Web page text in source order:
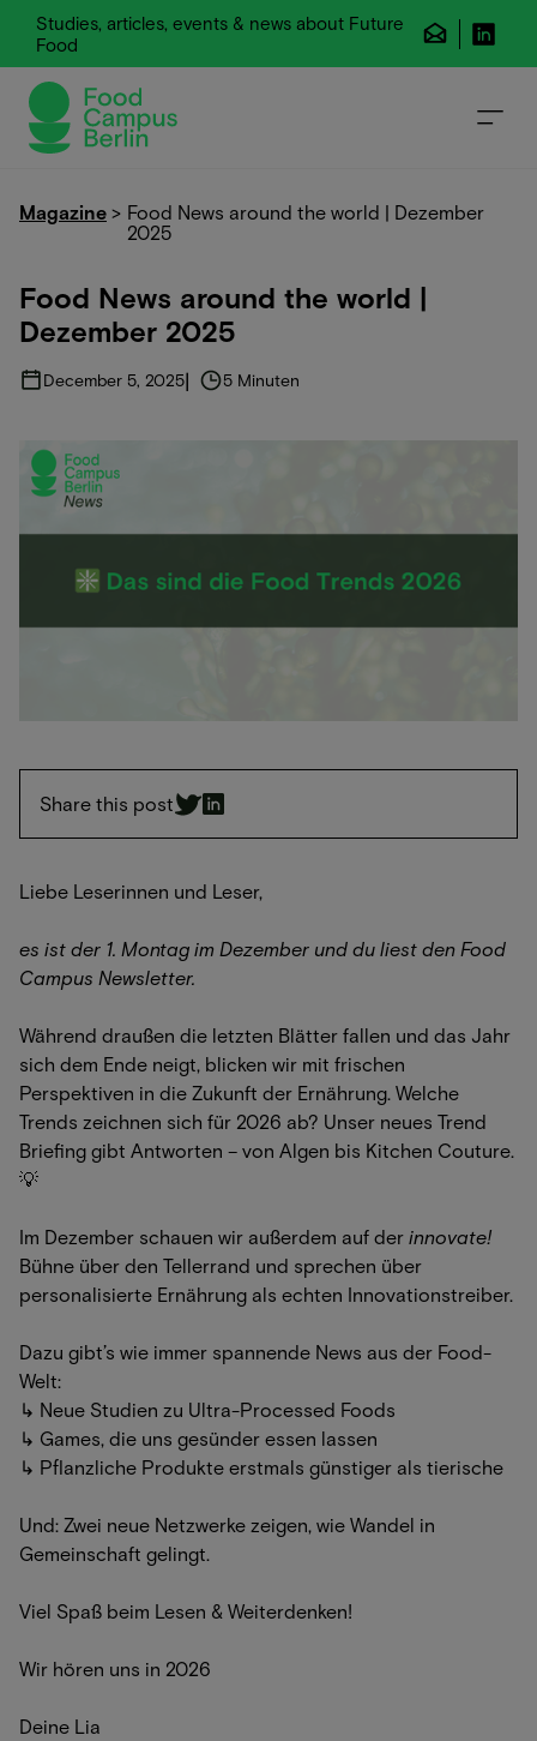
Magazine > Food News around the world | Dezember
2025
Food News around the world |
Dezember 2025
December 5, 2025| 5 Minuten
Share this post
Liebe Leserinnen und Leser,
es ist der 1. Montag im Dezember und du liest den Food
Campus Newsletter.
Während draußen die letzten Blätter fallen und das Jahr
sich dem Ende neigt, blicken wir mit frischen
Perspektiven in die Zukunft der Ernährung. Welche
Trends zeichnen sich für 2026 ab? Unser neues Trend
Briefing gibt Antworten – von Algen bis Kitchen Couture.
💡
Im Dezember schauen wir außerdem auf der innovate!
Bühne über den Tellerrand und sprechen über
personalisierte Ernährung als echten Innovationstreiber.
Dazu gibt’s wie immer spannende News aus der Food-
Welt:
↳ Neue Studien zu Ultra-Processed Foods
↳ Games, die uns gesünder essen lassen
↳ Pflanzliche Produkte erstmals günstiger als tierische
Und: Zwei neue Netzwerke zeigen, wie Wandel in
Gemeinschaft gelingt.
Viel Spaß beim Lesen & Weiterdenken!
Wir hören uns in 2026
Deine Lia
Studies, articles, events & news about Future
Food